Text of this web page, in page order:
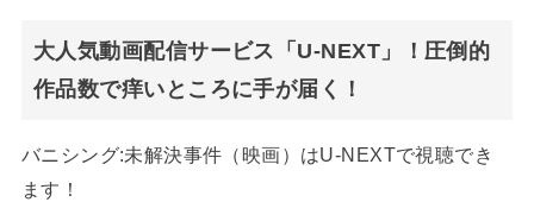
大人気動画配信サービス「U-NEXT」！圧倒的
作品数で痒いところに手が届く！
バニシング:未解決事件（映画）はU-NEXTで視聴でき
ます！